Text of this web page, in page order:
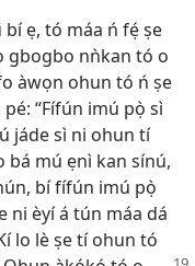
ẹ, tó máa ń fẹ́ ṣe
gbogbo nǹkan tó o
àwọn ohun tó ń ṣe
“Fífún imú pọ̀ sì
jáde sì ni ohun tí
bá mú ẹnì kan sínú,
bí fífún imú pọ̀
ni èyí á tún máa dá
lo lè ṣe tí ohun tó